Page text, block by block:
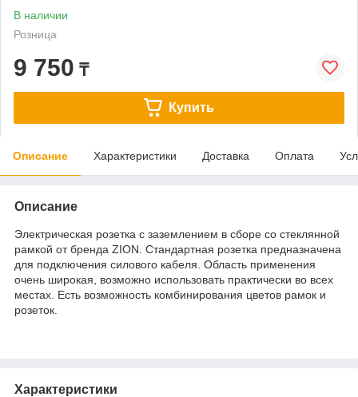
В наличии
Розница
9 750 ₸
Купить
Описание Характеристики Доставка Оплата
Описание
Электрическая розетка с заземлением в сборе со стеклянной
рамкой от бренда ZION. Стандартная розетка предназначена
для подключения силового кабеля. Область применения
очень широкая, возможно использовать практически во всех
местах. Есть возможность комбинирования цветов рамок и
розеток.
Характеристики